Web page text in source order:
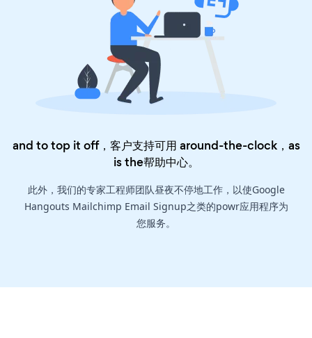
and to top it off，客户支持可用 around-the-clock，as
is the帮助中心。
此外，我们的专家工程师团队昼夜不停地工作，以使Google
Hangouts Mailchimp Email Signup之类的powr应用程序为
您服务。